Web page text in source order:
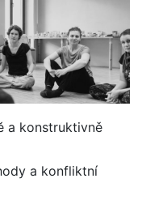
a konstruktivně
a konfliktní